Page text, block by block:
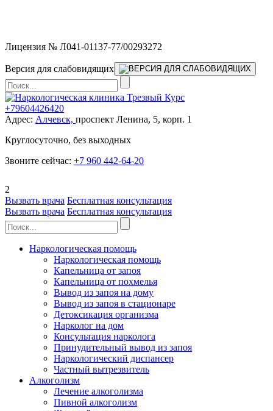
Лицензия № Л041-01137-77/00293272
Версия для слабовидящих
+79604426420
Адрес: Алчевск, проспект Ленина, 5, корп. 1
Круглосуточно, без выходных
Звоните сейчас: +7 960 442-64-20
2
Вызвать врача Бесплатная консультация
Вызвать врача Бесплатная консультация
Наркологическая помощь
Наркологическая помощь
Капельница от запоя
Капельница от похмелья
Вывод из запоя на дому
Вывод из запоя в стационаре
Детоксикация организма
Нарколог на дом
Консультация нарколога
Принудительный вывод из запоя
Наркологический диспансер
Частный вытрезвитель
Алкоголизм
Лечение алкоголизма
Пивной алкоголизм